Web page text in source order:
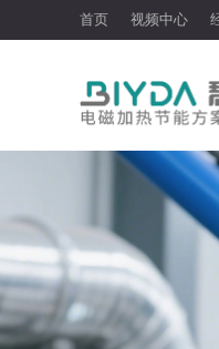
首页 视频中心